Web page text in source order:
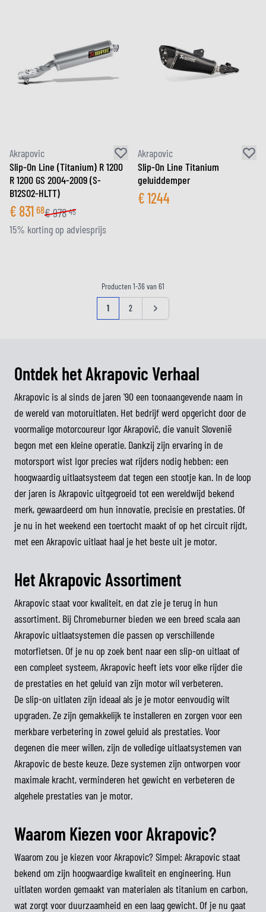
Akrapovic
Slip-On Line (Titanium) R 1200
R 1200 GS 2004-2009 (S-
B12SO2-HLTT)
€ 831 68€978 45
15% korting op adviesprijs
Akrapovic
Slip-On Line Titanium
geluiddemper
€1244
Producten1-36van61
Pagina
U lees momenteel pagina
1 Pagina
2 Pagina
Ontdek het Akrapovic Verhaal
Akrapovic is al sinds de jaren '90 een toonaangevende naam in
de wereld van motoruitlaten. Het bedrijf werd opgericht door de
voormalige motorcoureur Igor Akrapovič, die vanuit Slovenië
begon met een kleine operatie. Dankzij zijn ervaring in de
motorsport wist Igor precies wat rijders nodig hebben: een
hoogwaardig uitlaatsysteem dat tegen een stootje kan. In de loop
der jaren is Akrapovic uitgegroeid tot een wereldwijd bekend
merk, gewaardeerd om hun innovatie, precisie en prestaties. Of
je nu in het weekend een toertocht maakt of op het circuit rijdt,
met een Akrapovic uitlaat haal je het beste uit je motor.
Het Akrapovic Assortiment
Akrapovic staat voor kwaliteit, en dat zie je terug in hun
assortiment. Bij Chromeburner bieden we een breed scala aan
Akrapovic uitlaatsystemen die passen op verschillende
motorfietsen. Of je nu op zoek bent naar een slip-on uitlaat of
een compleet systeem, Akrapovic heeft iets voor elke rijder die
de prestaties en het geluid van zijn motor wil verbeteren.
De slip-on uitlaten zijn ideaal als je je motor eenvoudig wilt
upgraden. Ze zijn gemakkelijk te installeren en zorgen voor een
merkbare verbetering in zowel geluid als prestaties. Voor
degenen die meer willen, zijn de volledige uitlaatsystemen van
Akrapovic de beste keuze. Deze systemen zijn ontworpen voor
maximale kracht, verminderen het gewicht en verbeteren de
algehele prestaties van je motor.
Waarom Kiezen voor Akrapovic?
Waarom zou je kiezen voor Akrapovic? Simpel: Akrapovic staat
bekend om zijn hoogwaardige kwaliteit en engineering. Hun
uitlaten worden gemaakt van materialen als titanium en carbon,
wat zorgt voor duurzaamheid en een laag gewicht. Of je nu gaat